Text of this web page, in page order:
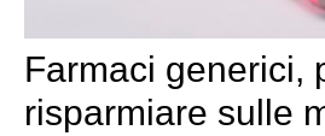
Farmaci generici,
risparmiare sulle